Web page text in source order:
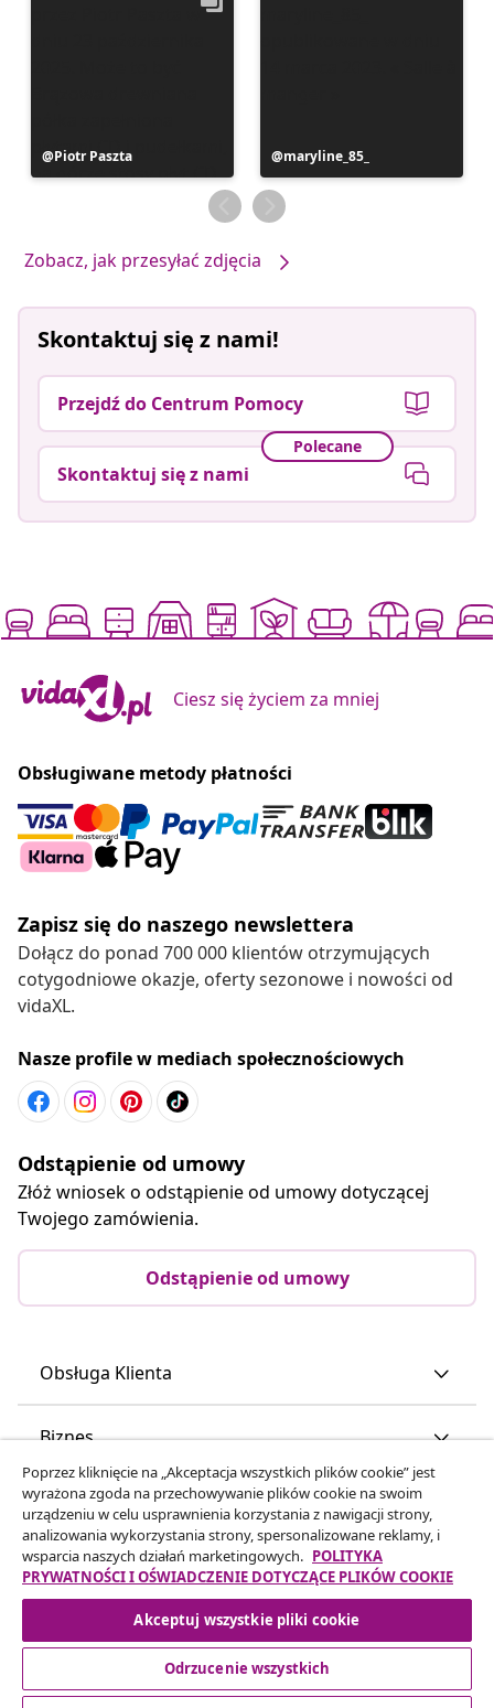
Post
opublikowany
Piotr Paszta
Post
opublikowany
przez
maryline_85_
Zobacz, jak przesyłać zdjęcia
Skontaktuj się z nami!
Przejdź do Centrum Pomocy
Polecane
Skontaktuj się z nami
Ciesz się życiem za mniej
Obsługiwane metody płatności
Zapisz się do naszego newslettera
Dołącz do ponad 700 000 klientów otrzymujących
cotygodniowe okazje, oferty sezonowe i nowości od
vidaXL.
Nasze profile w mediach społecznościowych
Odstąpienie od umowy
Złóż wniosek o odstąpienie od umowy dotyczącej
Twojego zamówienia.
Odstąpienie od umowy
Obsługa Klienta
Biznes
vidaXL
Odkryj więcej
Poprzez kliknięcie na „Akceptacja wszystkich plików cookie” jest
wyrażona zgoda na przechowywanie plików cookie na swoim
urządzeniu w celu usprawnienia korzystania z nawigacji strony,
analizowania wykorzystania strony, spersonalizowane reklamy, i
wsparcia naszych działań marketingowych. POLITYKA
PRYWATNOŚCI I OŚWIADCZENIE DOTYCZĄCE PLIKÓW COOKIE
Akceptuj wszystkie pliki cookie
Odrzucenie wszystkich